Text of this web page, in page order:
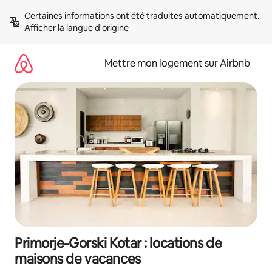
directement
Afficher la langue d'origine
Mettre mon logement sur Airbnb
Primorje-Gorski Kotar : locations de
maisons de vacances